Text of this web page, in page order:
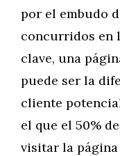
por el embudo
concurridos en
clave, una
puede ser la
cliente
el que el 50%
visitar la página